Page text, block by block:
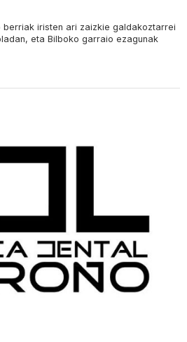
berriak iristen ari zaizkie galdakoztarrei
eta Bilboko garraio ezagunak